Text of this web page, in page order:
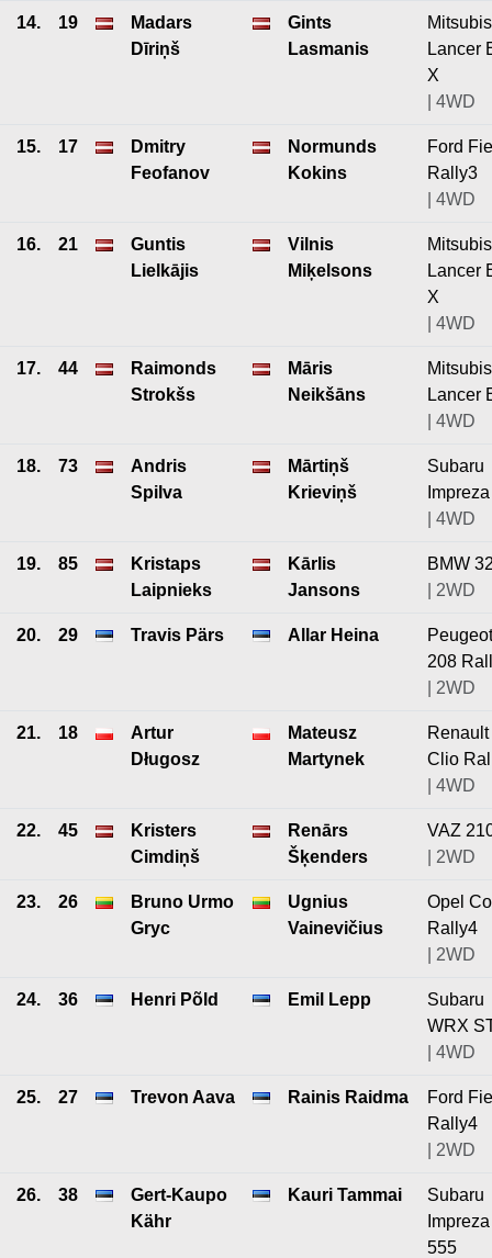
14. 19
Madars
Dīriņš
Gints
Lasmanis
Lancer
X
| 4WD
15. 17
Dmitry
Feofanov
Normunds
Kokins
Ford
Rally3
| 4WD
16. 21
Guntis
Lielkājis
Vilnis
Miķelsons
Lancer
X
| 4WD
17. 44
Raimonds
Strokšs
Māris
Neikšāns
Lancer
| 4WD
18. 73
Andris
Spilva
Mārtiņš
Krieviņš
Subaru
Impreza
| 4WD
19. 85
Kristaps
Laipnieks
Kārlis
Jansons
BMW
| 2WD
20. 29 Travis Pärs Allar Heina
Peugeot
208
| 2WD
21. 18
Artur
Długosz
Mateusz
Martynek
Renault
Clio
| 4WD
22. 45
Kristers
Cimdiņš
Renārs
Šķenders
VAZ
| 2WD
23. 26
Bruno Urmo
Gryc
Ugnius
Vainevičius
Opel
Rally4
| 2WD
24. 36 Henri Põld Emil Lepp
Subaru
WRX
| 4WD
25. 27 Trevon Aava Rainis Raidma
Ford
Rally4
| 2WD
26. 38
Gert-Kaupo
Kähr
Kauri Tammai
Subaru
Impreza
555